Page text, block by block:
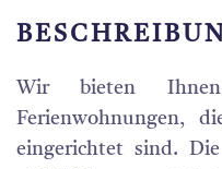
Wir bieten
Ferienwohnungen,
eingerichtet sind.